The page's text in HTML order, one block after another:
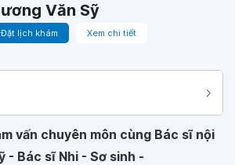
Văn Sỹ
Đặt lịch khám Xem chi tiết
vấn chuyên môn cùng Bác sĩ nội
- Bác sĩ Nhi - Sơ sinh -